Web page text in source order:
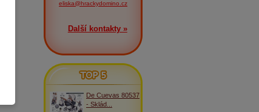
eliska@hrackydomino.cz
Další kontakty »
TOP 5
De Cuevas 80537
- Sklád...